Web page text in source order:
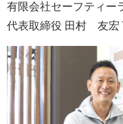
有限会社セーフティー
代表取締役 田村 友宏